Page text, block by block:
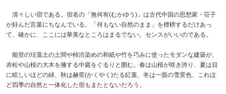
清々しい宿である。宿名の「無何有(むかゆう)」は古代中国の思想家・荘子
が好んだ言葉にちなんでいる。「何もない自然のまま」を標榜するだけあっ
て、確かに、ここには華美なところはまるでない。センスがいいのである。
能登の珪藻土の土間や柿渋染めの和紙や竹を巧みに使ったモダンな建築が、
赤松や山桜の大木を擁する中庭をぐるりと囲む。春は山桜が咲き誇り、夏は目
に眩しいほどの緑、秋は赫奕(かくやく)たる紅葉、冬は一面の雪景色、これほ
ど四季の自然と一体化した宿もまたとないだろう。